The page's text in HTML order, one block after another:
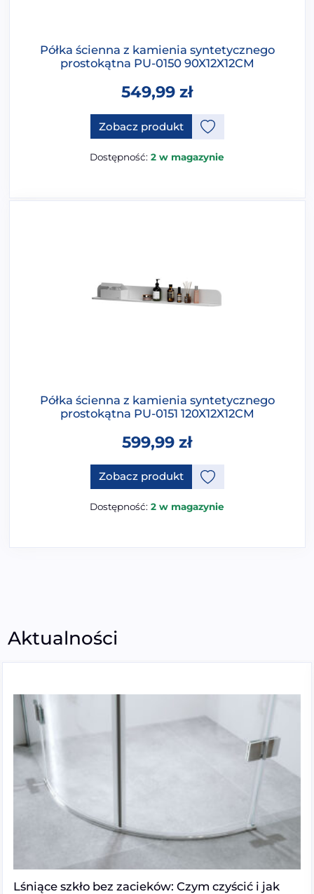
Półka ścienna z kamienia syntetycznego
prostokątna PU-0150 90X12X12CM
549,99 zł
Zobacz produkt
Dostępność: 2 w magazynie
Półka ścienna z kamienia syntetycznego
prostokątna PU-0151 120X12X12CM
599,99 zł
Zobacz produkt
Dostępność: 2 w magazynie
Aktualności
Lśniące szkło bez zacieków: Czym czyścić i jak